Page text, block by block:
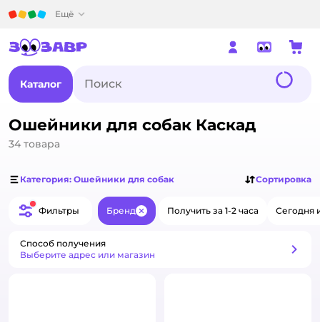
Ещё
Каталог
Ошейники для собак Каскад
34 товара
Категория: Ошейники для собак Сортировка
Фильтры Бренд ЗакрытьПолучить за 1-2 часа Сегодня
Способ получения
Выберите адрес или магазин